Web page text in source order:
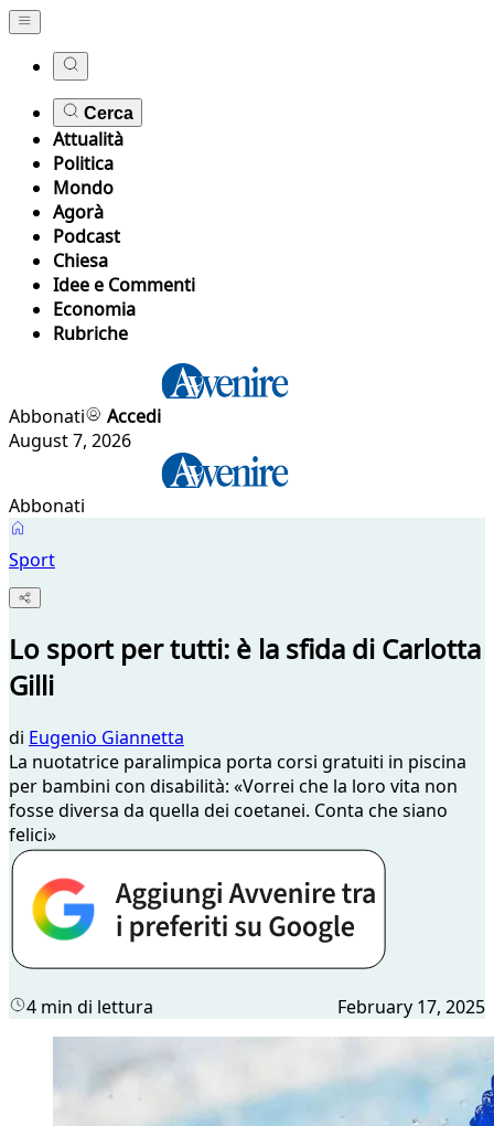
Cerca
Attualità
Politica
Mondo
Agorà
Podcast
Chiesa
Idee e Commenti
Economia
Rubriche
Abbonati
Accedi
August 7, 2026
Abbonati
Sport
Lo sport per tutti: è la sfida di Carlotta
Gilli
di Eugenio Giannetta
La nuotatrice paralimpica porta corsi gratuiti in piscina
per bambini con disabilità: «Vorrei che la loro vita non
fosse diversa da quella dei coetanei. Conta che siano
felici»
4 min di lettura February 17, 2025